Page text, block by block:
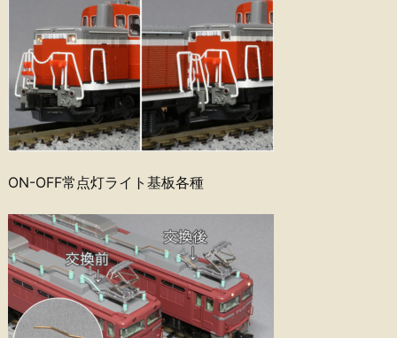
ON-OFF常点灯ライト基板各種